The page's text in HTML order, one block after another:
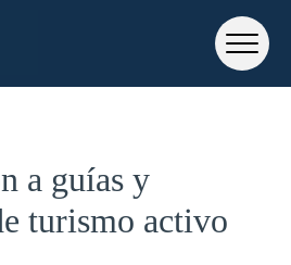
a guías y
turismo activo